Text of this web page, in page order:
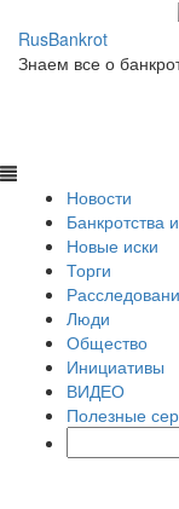
RusBankrot
Знаем все о
Новости
Банкротства
Новые иски
Торги
Люди
Общество
Инициативы
ВИДЕО
Полезные